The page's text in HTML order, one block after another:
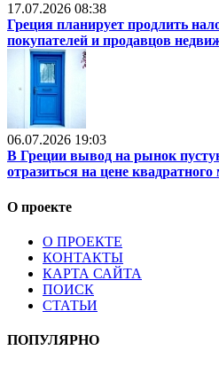
17.07.2026 08:38
Греция планирует продлить
покупателей и продавцов
06.07.2026 19:03
В Греции вывод на рынок
отразиться на цене квадратного
О проекте
О ПРОЕКТЕ
КОНТАКТЫ
КАРТА САЙТА
ПОИСК
СТАТЬИ
ПОПУЛЯРНО